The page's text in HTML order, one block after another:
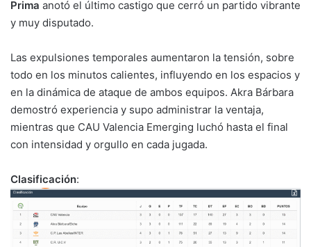
Prima anotó el último castigo que cerró un partido vibrante
y muy disputado.
Las expulsiones temporales aumentaron la tensión, sobre
todo en los minutos calientes, influyendo en los espacios y
en la dinámica de ataque de ambos equipos. Akra Bárbara
demostró experiencia y supo administrar la ventaja,
mientras que CAU Valencia Emerging luchó hasta el final
con intensidad y orgullo en cada jugada.
Clasificación: